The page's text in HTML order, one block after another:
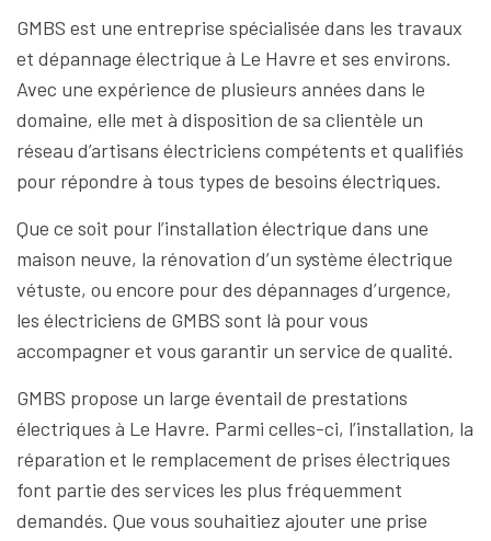
GMBS est une entreprise spécialisée dans les travaux
et dépannage électrique à Le Havre et ses environs.
Avec une expérience de plusieurs années dans le
domaine, elle met à disposition de sa clientèle un
réseau d’artisans électriciens compétents et qualifiés
pour répondre à tous types de besoins électriques.
Que ce soit pour l’installation électrique dans une
maison neuve, la rénovation d’un système électrique
vétuste, ou encore pour des dépannages d’urgence,
les électriciens de GMBS sont là pour vous
accompagner et vous garantir un service de qualité.
GMBS propose un large éventail de prestations
électriques à Le Havre. Parmi celles-ci, l’installation, la
réparation et le remplacement de prises électriques
font partie des services les plus fréquemment
demandés. Que vous souhaitiez ajouter une prise